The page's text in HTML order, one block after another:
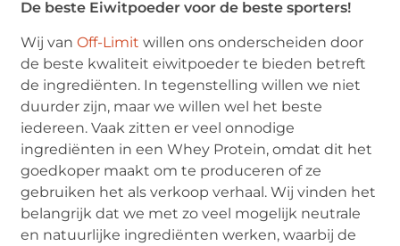
De beste Eiwitpoeder voor de beste sporters!
Wij vanOff-Limit willen ons onderscheiden door
de beste kwaliteit eiwitpoeder te bieden betreft
de ingrediënten. In tegenstelling willen we niet
duurder zijn, maar we willen wel het beste
iedereen. Vaak zitten er veel onnodige
ingrediënten in een Whey Protein, omdat dit het
goedkoper maakt om te produceren of ze
gebruiken het als verkoop verhaal. Wij vinden het
belangrijk dat we met zo veel mogelijk neutrale
en natuurlijke ingrediënten werken, waarbij de